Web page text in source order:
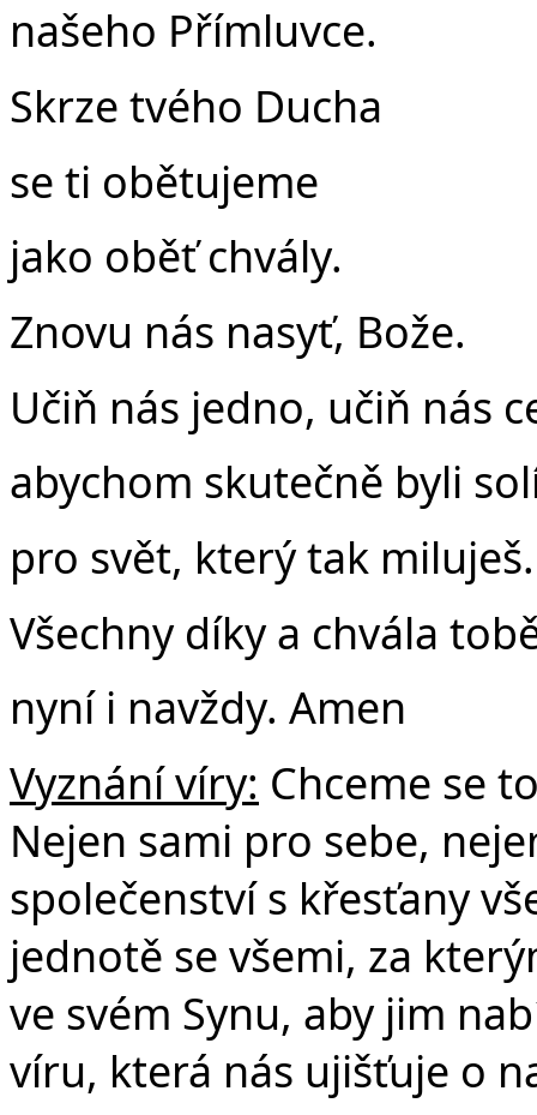
našeho Přímluvce.
Skrze tvého Ducha
se ti obětujeme
jako oběť chvály.
Znovu nás nasyť, Bože.
Učiň nás jedno, učiň nás
abychom skutečně byli
pro svět, který tak miluješ.
Všechny díky a chvála
nyní i navždy. Amen
Vyznání víry: Chceme se
Nejen sami pro sebe,
společenství s křesťany
jednotě se všemi, za
ve svém Synu, aby jim
víru, která nás ujišťuje o